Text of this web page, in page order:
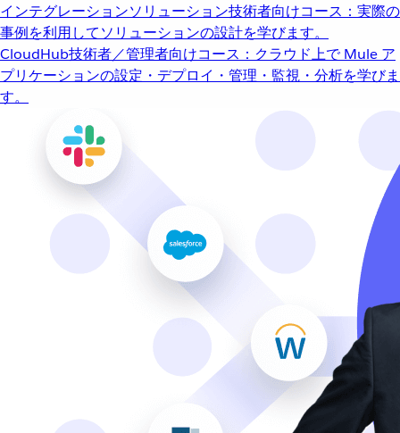
インテグレーションソリューション技術者向けコース：実際の
事例を利用してソリューションの設計を学びます。
CloudHub技術者／管理者向けコース：クラウド上で Mule ア
プリケーションの設定・デプロイ・管理・監視・分析を学びま
す。